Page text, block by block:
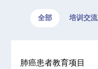
全部 培训交流
肺癌患者教育项目